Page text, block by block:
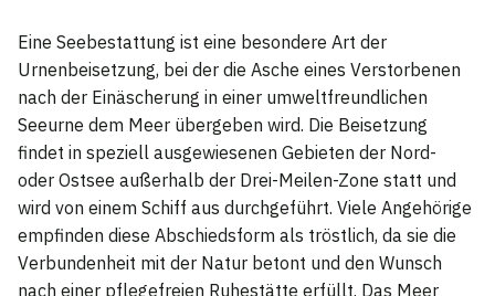
Eine Seebestattung ist eine besondere Art der
Urnenbeisetzung, bei der die Asche eines Verstorbenen
nach der Einäscherung in einer umweltfreundlichen
Seeurne dem Meer übergeben wird. Die Beisetzung
findet in speziell ausgewiesenen Gebieten der Nord-
oder Ostsee außerhalb der Drei-Meilen-Zone statt und
wird von einem Schiff aus durchgeführt. Viele Angehörige
empfinden diese Abschiedsform als tröstlich, da sie die
Verbundenheit mit der Natur betont und den Wunsch
nach einer pflegefreien Ruhestätte erfüllt. Das Meer